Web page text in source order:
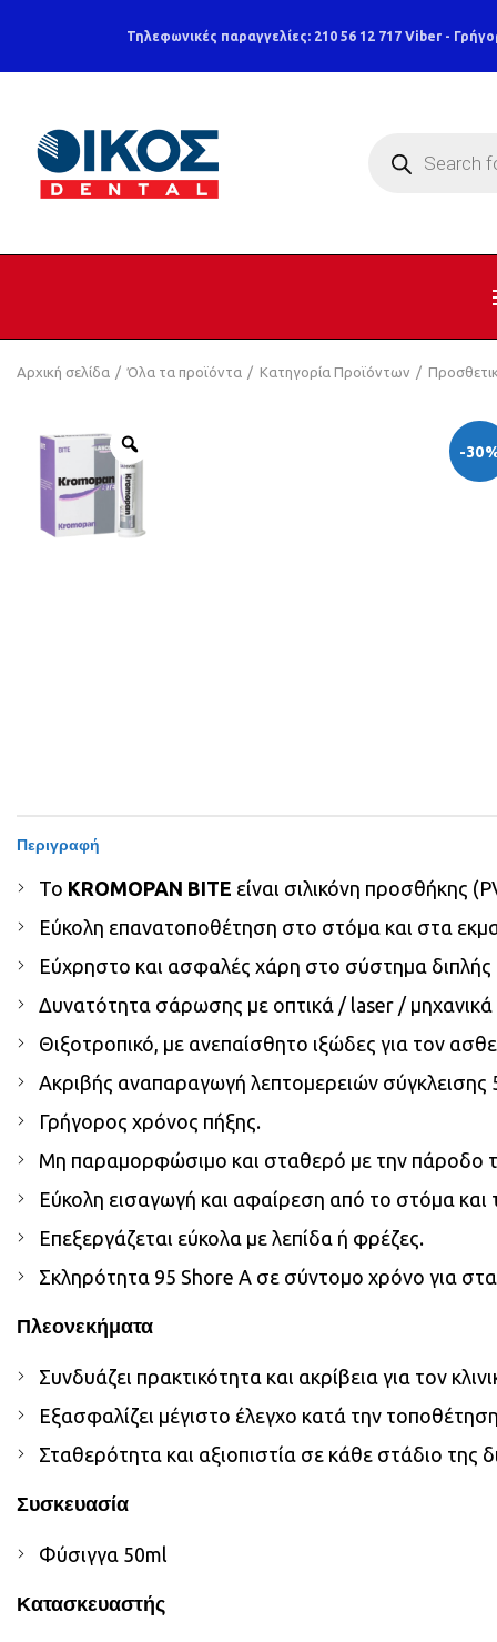
Τηλεφωνικές παραγγελίες: 210 56 12 717 Viber -
search
Αρχική σελίδα Όλα τα προϊόντα Κατηγορία Προϊόντων
-
Περιγραφή
Το KROMOPAN BITE είναι σιλικόνη προσθήκης
Εύκολη επανατοποθέτηση στο στόμα και στα
Εύχρηστο και ασφαλές χάρη στο σύστημα διπλής
Δυνατότητα σάρωσης με οπτικά / laser /
Θιξοτροπικό, με ανεπαίσθητο ιξώδες για τον
Ακριβής αναπαραγωγή λεπτομερειών σύγκλεισης
Γρήγορος χρόνος πήξης.
Μη παραμορφώσιμο και σταθερό με την πάροδο
Εύκολη εισαγωγή και αφαίρεση από το στόμα και
Επεξεργάζεται εύκολα με λεπίδα ή φρέζες.
Σκληρότητα 95 Shore A σε σύντομο χρόνο για
Πλεονεκήματα
Συνδυάζει πρακτικότητα και ακρίβεια για τον
Εξασφαλίζει μέγιστο έλεγχο κατά την
Σταθερότητα και αξιοπιστία σε κάθε στάδιο της
Συσκευασία
Φύσιγγα 50ml
Κατασκευαστής